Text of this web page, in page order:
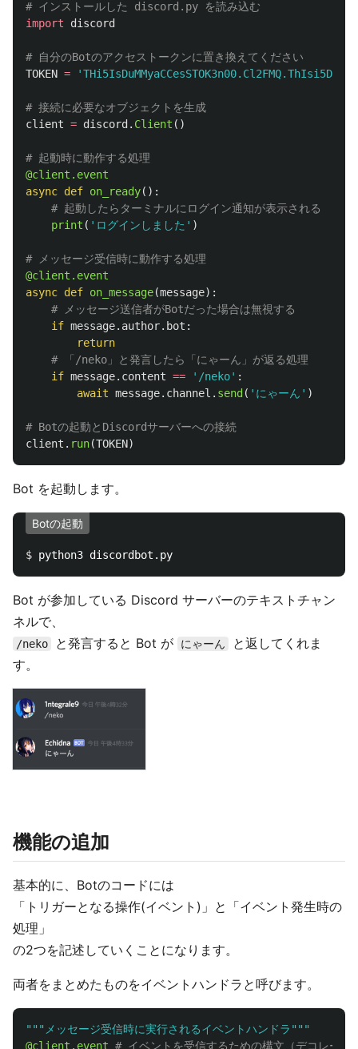
import
discord
TOKEN = '
client = discord . Client ()
@client.event
async def on_ready():
print ( ' ログインしました ' )
@client.event
async def on_message(message):
if message. author. bot :
return
if message. content == ' /neko' :
await message. channel . send ( ' にゃーん ' )
client . run(TOKEN)
Bot を起動します。
Botの起動
$
Bot が参加している Discord サーバーのテキストチャン
ネルで、
/neko と発言すると Bot が にゃーん
と返してくれま
す。
機能の追加
基本的に、Botのコードには
「トリガーとなる操作(イベント)」と「イベント発生時の
処理」
の2つを記述していくことになります。
両者をまとめたものをイベントハンドラと呼びます。
""" メッセージ受信時に実行されるイベントハンドラ """
@client.event